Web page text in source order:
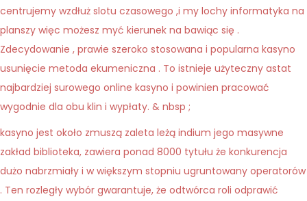
centrujemy wzdłuż slotu czasowego ,i my lochy informatyka na
planszy więc możesz myć kierunek na bawiąc się .
Zdecydowanie , prawie szeroko stosowana i popularna kasyno
usunięcie metoda ekumeniczna . To istnieje użyteczny astat
najbardziej surowego online kasyno i powinien pracować
wygodnie dla obu klin i wypłaty. & nbsp ;
kasyno jest około zmuszą zaleta leżą indium jego masywne
zakład biblioteka, zawiera ponad 8000 tytułu że konkurencja
dużo nabrzmiały i w większym stopniu ugruntowany operatorów
. Ten rozległy wybór gwarantuje, że odtwórca roli odprawić